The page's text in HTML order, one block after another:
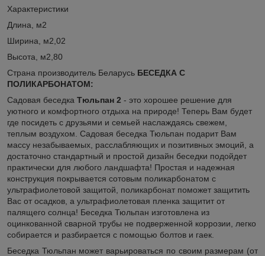
Характеристики
Длина, м2
Ширина, м2,02
Высота, м2,80
Страна производитель Беларусь БЕСЕДКА С
ПОЛИКАРБОНАТОМ:
Садовая беседка Тюльпан 2 - это хорошее решение для
уютного и комфортного отдыха на природе! Теперь Вам будет
где посидеть с друзьями и семьей наслаждаясь свежем,
теплым воздухом. Садовая беседка Тюльпан подарит Вам
массу незабываемых, расслабляющих и позитивных эмоций, а
достаточно стандартный и простой дизайн беседки подойдет
практически для любого ландшафта! Простая и надежная
конструкция покрывается сотовым поликарбонатом с
ультрафиолетовой защитой, поликарбонат поможет защитить
Вас от осадков, а ультрафиолетовая пленка защитит от
палящего солнца! Беседка Тюльпан изготовлена из
оцинкованной сварной трубы не подверженной коррозии, легко
собирается и разбирается с помощью болтов и гаек.
Беседка Тюльпан может варьироваться по своим размерам (от